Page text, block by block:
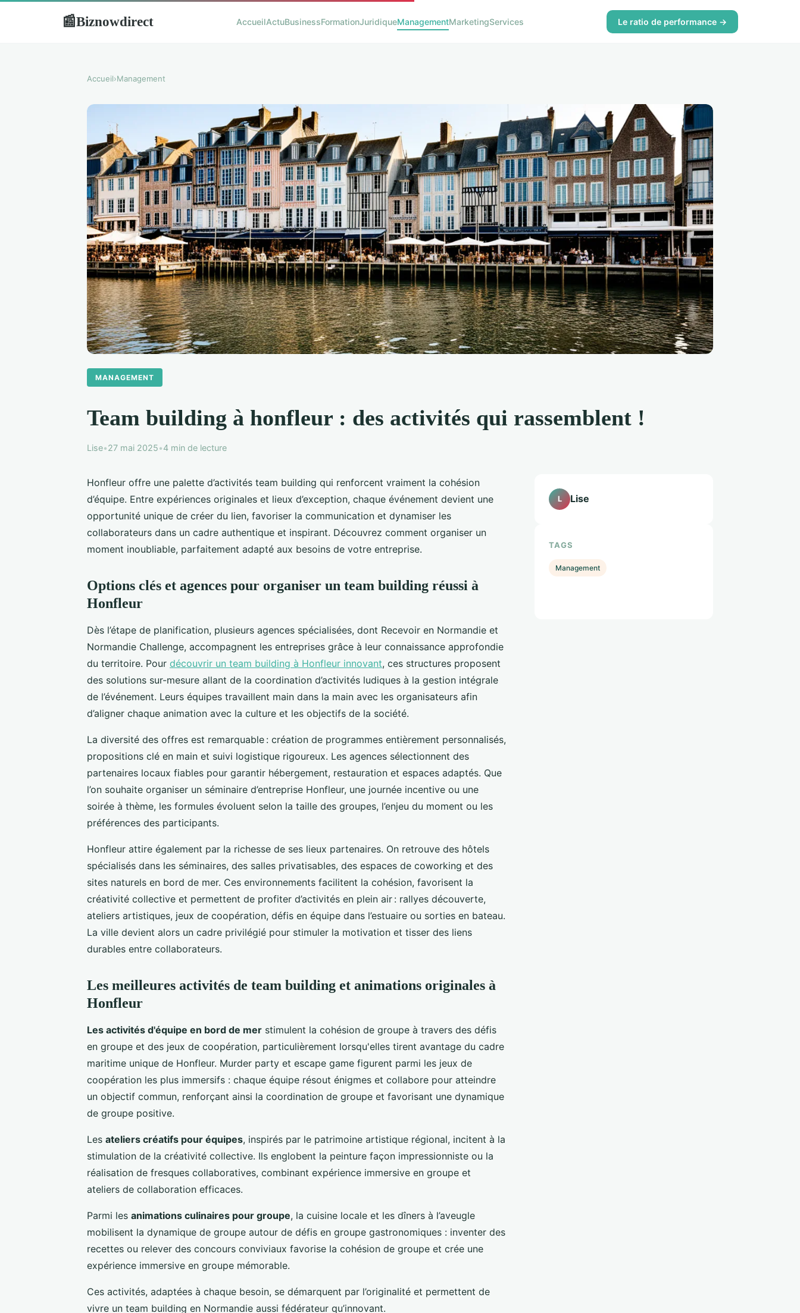
📰Biznowdirect AccueilActuBusinessFormationJuridiqueManagementMarketingServices Le ratio de performance →
Accueil›Management
MANAGEMENT
Team building à honfleur : des activités qui rassemblent !
Lise•27 mai 2025•4 min de lecture
Honfleur offre une palette d’activités team building qui renforcent vraiment la cohésion
d’équipe. Entre expériences originales et lieux d’exception, chaque événement devient une
opportunité unique de créer du lien, favoriser la communication et dynamiser les
collaborateurs dans un cadre authentique et inspirant. Découvrez comment organiser un
moment inoubliable, parfaitement adapté aux besoins de votre entreprise.
Options clés et agences pour organiser un team building réussi à
Honfleur
Dès l’étape de planification, plusieurs agences spécialisées, dont Recevoir en Normandie et
Normandie Challenge, accompagnent les entreprises grâce à leur connaissance approfondie
du territoire. Pour découvrir un team building à Honfleur innovant, ces structures proposent
des solutions sur-mesure allant de la coordination d’activités ludiques à la gestion intégrale
de l’événement. Leurs équipes travaillent main dans la main avec les organisateurs afin
d’aligner chaque animation avec la culture et les objectifs de la société.
La diversité des offres est remarquable : création de programmes entièrement personnalisés,
propositions clé en main et suivi logistique rigoureux. Les agences sélectionnent des
partenaires locaux fiables pour garantir hébergement, restauration et espaces adaptés. Que
l’on souhaite organiser un séminaire d’entreprise Honfleur, une journée incentive ou une
soirée à thème, les formules évoluent selon la taille des groupes, l’enjeu du moment ou les
préférences des participants.
Honfleur attire également par la richesse de ses lieux partenaires. On retrouve des hôtels
spécialisés dans les séminaires, des salles privatisables, des espaces de coworking et des
sites naturels en bord de mer. Ces environnements facilitent la cohésion, favorisent la
créativité collective et permettent de profiter d’activités en plein air : rallyes découverte,
ateliers artistiques, jeux de coopération, défis en équipe dans l’estuaire ou sorties en bateau.
La ville devient alors un cadre privilégié pour stimuler la motivation et tisser des liens
durables entre collaborateurs.
Les meilleures activités de team building et animations originales à
Honfleur
Les activités d'équipe en bord de mer stimulent la cohésion de groupe à travers des défis
en groupe et des jeux de coopération, particulièrement lorsqu'elles tirent avantage du cadre
maritime unique de Honfleur. Murder party et escape game figurent parmi les jeux de
coopération les plus immersifs : chaque équipe résout énigmes et collabore pour atteindre
un objectif commun, renforçant ainsi la coordination de groupe et favorisant une dynamique
de groupe positive.
Les ateliers créatifs pour équipes, inspirés par le patrimoine artistique régional, incitent à la
stimulation de la créativité collective. Ils englobent la peinture façon impressionniste ou la
réalisation de fresques collaboratives, combinant expérience immersive en groupe et
ateliers de collaboration efficaces.
Parmi les animations culinaires pour groupe, la cuisine locale et les dîners à l’aveugle
mobilisent la dynamique de groupe autour de défis en groupe gastronomiques : inventer des
recettes ou relever des concours conviviaux favorise la cohésion de groupe et crée une
expérience immersive en groupe mémorable.
Ces activités, adaptées à chaque besoin, se démarquent par l’originalité et permettent de
vivre un team building en Normandie aussi fédérateur qu’innovant.
L Lise
TAGS
Management